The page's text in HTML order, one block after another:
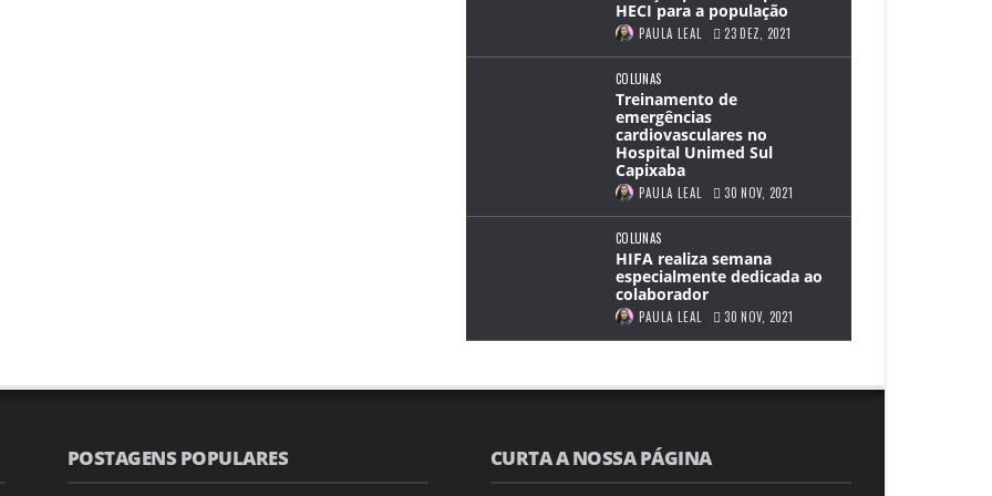
HECI para a população
PAULA LEAL 23 DEZ, 2021
COLUNAS
Treinamento de
emergências
cardiovasculares no
Hospital Unimed Sul
Capixaba
PAULA LEAL 30 NOV, 2021
COLUNAS
HIFA realiza semana
especialmente dedicada ao
colaborador
PAULA LEAL 30 NOV, 2021
POSTAGENS POPULARES CURTA A NOSSA PÁGINA